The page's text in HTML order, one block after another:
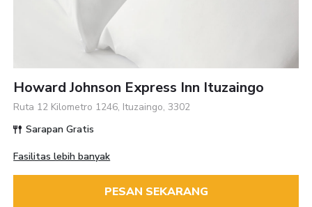
Howard Johnson Express Inn Ituzaingo
Ruta 12 Kilometro 1246, Ituzaingo, 3302
Sarapan Gratis
Fasilitas lebih banyak
PESAN SEKARANG